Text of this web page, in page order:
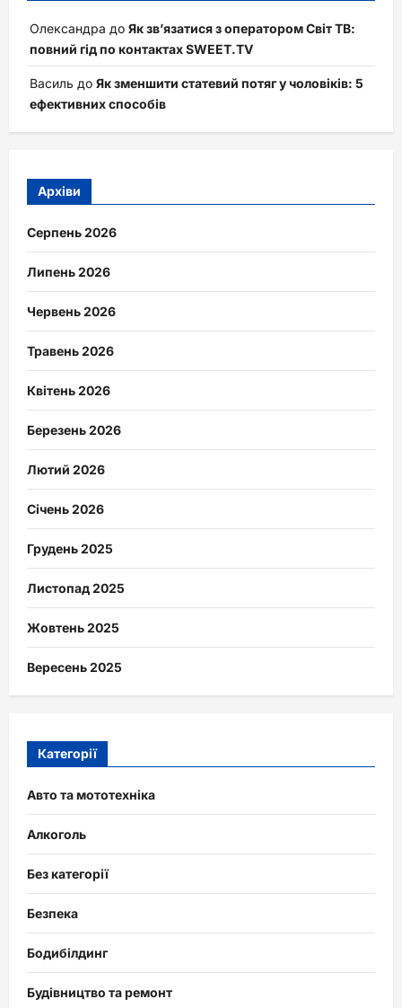
Олександра до Як зв’язатися з оператором Світ ТВ:
повний гід по контактах SWEET.TV
Василь до Як зменшити статевий потяг у чоловіків: 5
ефективних способів
Архіви
Серпень 2026
Липень 2026
Червень 2026
Травень 2026
Квітень 2026
Березень 2026
Лютий 2026
Січень 2026
Грудень 2025
Листопад 2025
Жовтень 2025
Вересень 2025
Категорії
Авто та мототехніка
Алкоголь
Без категорії
Безпека
Бодибілдинг
Будівництво та ремонт